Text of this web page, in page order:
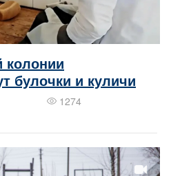
колонии
булочки и куличи
1274